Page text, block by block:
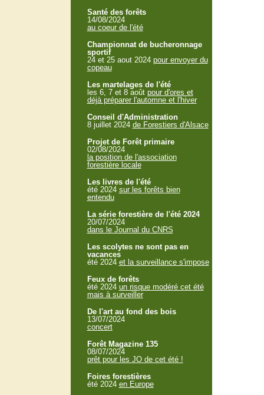
Santé des forêts
14/08/2024
au coeur de l'été
Championnat de bucheronnage
sportif
24 et 25 aout 2024 pour envoyer du
copeau
Les martelages de l'été
les 6, 7 et 8 août pour d'ores et
déjà préparer l'automne et l'hiver
Conseil d'Administration
8 juillet 2024 de Forestiers d'Alsace
Projet de Forêt primaire
02/08/2024
la position de l'association
forestière locale
Les livres de l'été
été 2024 sur les forêts bien
entendu
La série forestière de l'été 2024
20/07/2024
dans le Journal du CNRS
Les scolytes ne sont pas en
vacances
été 2024 et la surveillance s'impose
Feux de forêts
été 2024 un risque modéré cet été
mais à surveiller
De l'art au fond des bois
13/07/2024
concert
Forêt Magazine 135
08/07/2024
prêt pour les JO de cet été !
Foires forestières
été 2024 en Europe